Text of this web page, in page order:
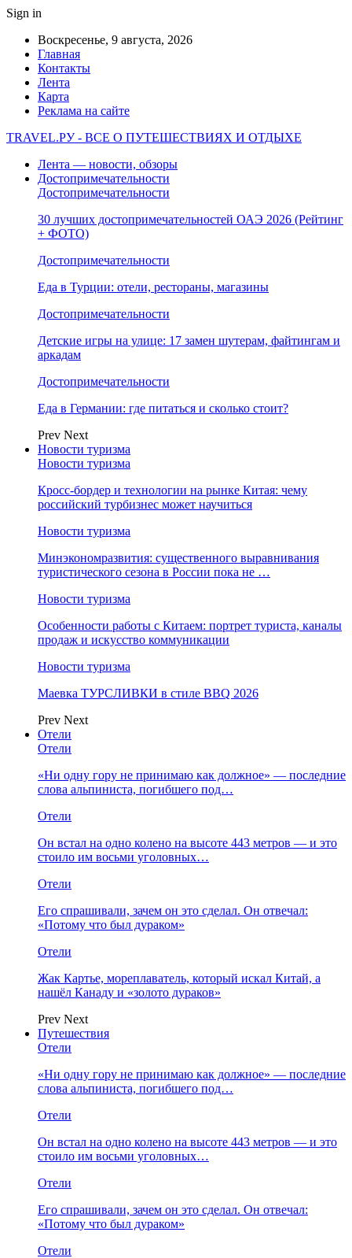
Sign in
Воскресенье, 9 августа, 2026
Главная
Контакты
Лента
Карта
Реклама на сайте
TRAVEL.РУ - ВСЕ О ПУТЕШЕСТВИЯХ И ОТДЫХЕ
Лента — новости, обзоры
Достопримечательности
Достопримечательности
30 лучших достопримечательностей ОАЭ 2026 (Рейтинг
+ ФОТО)
Достопримечательности
Еда в Турции: отели, рестораны, магазины
Достопримечательности
Детские игры на улице: 17 замен шутерам, файтингам и
аркадам
Достопримечательности
Еда в Германии: где питаться и сколько стоит?
Prev Next
Новости туризма
Новости туризма
Кросс-бордер и технологии на рынке Китая: чему
российский турбизнес может научиться
Новости туризма
Минэкономразвития: существенного выравнивания
туристического сезона в России пока не …
Новости туризма
Особенности работы с Китаем: портрет туриста, каналы
продаж и искусство коммуникации
Новости туризма
Маевка ТУРСЛИВКИ в стиле BBQ 2026
Prev Next
Отели
Отели
«Ни одну гору не принимаю как должное» — последние
слова альпиниста, погибшего под…
Отели
Он встал на одно колено на высоте 443 метров — и это
стоило им восьми уголовных…
Отели
Его спрашивали, зачем он это сделал. Он отвечал:
«Потому что был дураком»
Отели
Жак Картье, мореплаватель, который искал Китай, а
нашёл Канаду и «золото дураков»
Prev Next
Путешествия
Отели
«Ни одну гору не принимаю как должное» — последние
слова альпиниста, погибшего под…
Отели
Он встал на одно колено на высоте 443 метров — и это
стоило им восьми уголовных…
Отели
Его спрашивали, зачем он это сделал. Он отвечал:
«Потому что был дураком»
Отели